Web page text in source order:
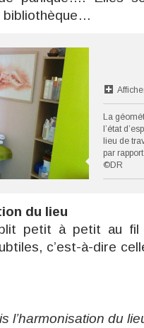
bibliothèque…
La
l’état
lieu de
par
©DR
du lieu
petit à petit au
c’est-à-dire
l’harmonisation du